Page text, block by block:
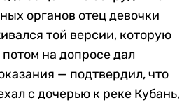
органов отец девочки
той версии, которую
на допросе дал
— подтвердил, что
с дочерью к реке Кубань,